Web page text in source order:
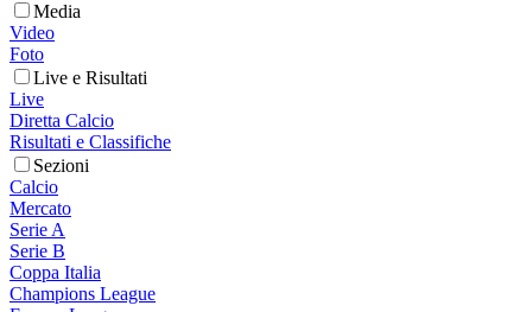
Media
Video
Foto
Live e Risultati
Live
Diretta Calcio
Risultati e Classifiche
Sezioni
Calcio
Mercato
Serie A
Serie B
Coppa Italia
Champions League